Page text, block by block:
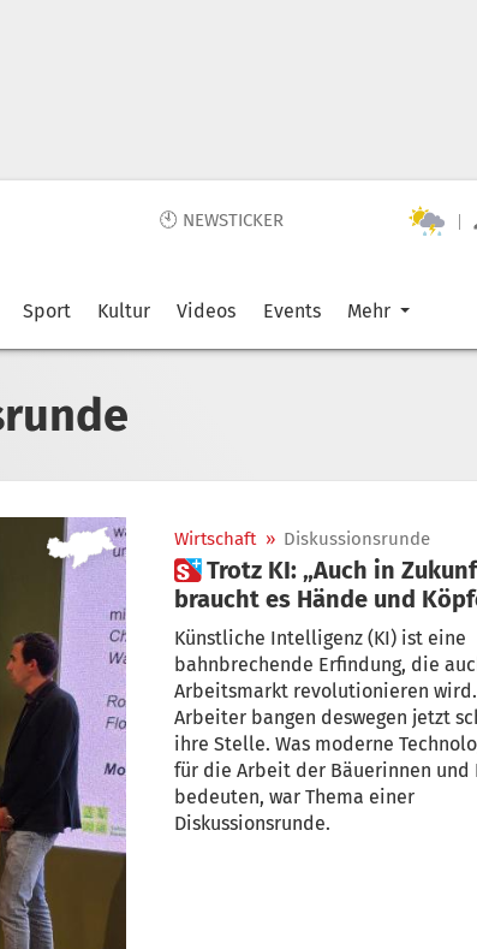
🕙 NEWSTICKER |
Sport Kultur Videos Events Mehr
Wirtschaft » Diskussionsrunde
 Trotz KI: „Auch in Zukunft
braucht es Hände und
Bauern“
Künstliche Intelligenz (KI) ist eine
bahnbrechende Erfindung, die
Arbeitsmarkt revolutionieren
Arbeiter bangen deswegen jetzt
ihre Stelle. Was moderne
für die Arbeit der Bäuerinnen und
bedeuten, war Thema einer
Diskussionsrunde.